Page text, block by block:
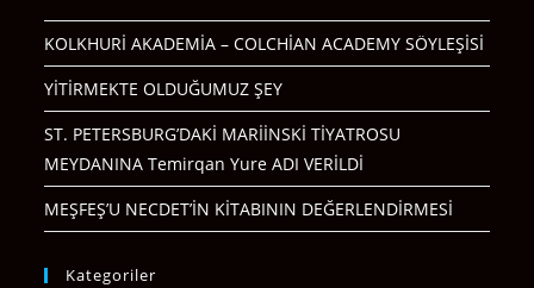
KOLKHURİ AKADEMİA – COLCHİAN ACADEMY SÖYLEŞİSİ
YİTİRMEKTE OLDUĞUMUZ ŞEY
ST. PETERSBURG’DAKİ MARİİNSKİ TİYATROSU
MEYDANINA Temirqan Yure ADI VERİLDİ
MEŞFEŞ’U NECDET’İN KİTABININ DEĞERLENDİRMESİ
Kategoriler